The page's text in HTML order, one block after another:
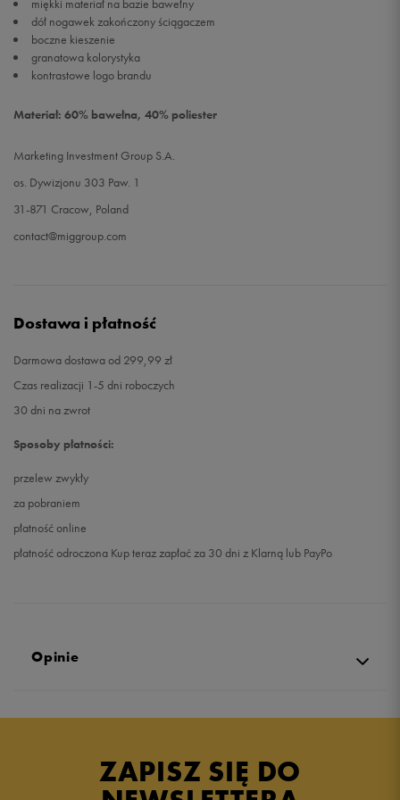
miękki materiał na bazie bawełny
dół nogawek zakończony ściągaczem
boczne kieszenie
granatowa kolorystyka
kontrastowe logo brandu
Materiał: 60% bawełna, 40% poliester
Marketing Investment Group S.A.
os. Dywizjonu 303 Paw. 1
31-871 Cracow, Poland
contact@miggroup.com
Dostawa i płatność
Darmowa dostawa od 299,99 zł
Czas realizacji 1-5 dni roboczych
30 dni na zwrot
Sposoby płatności:
przelew zwykły
za pobraniem
płatność online
płatność odroczona Kup teraz zapłać za 30 dni z Klarną lub PayPo
Opinie
5.0
zebranych i zweryfikowanych przez
ZAPISZ SIĘ DO